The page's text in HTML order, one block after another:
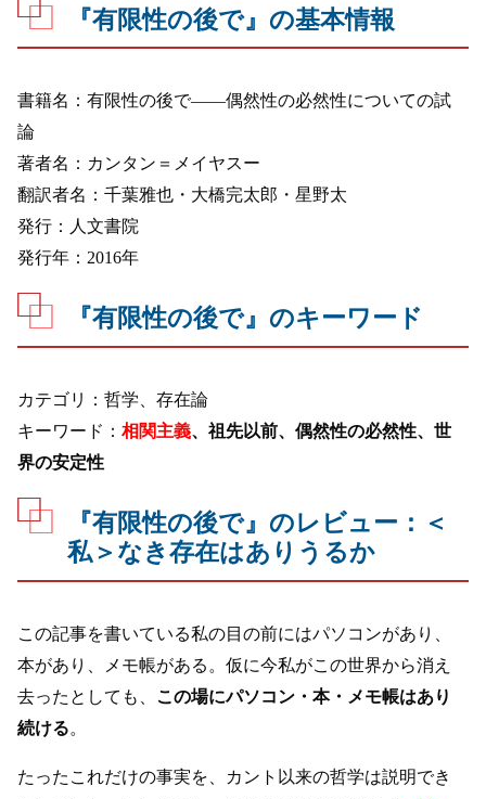
『有限性の後で』の基本情報
書籍名：有限性の後で——偶然性の必然性についての試
論
著者名：カンタン＝メイヤスー
翻訳者名：千葉雅也・大橋完太郎・星野太
発行：人文書院
発行年：2016年
『有限性の後で』のキーワード
カテゴリ：哲学、存在論
キーワード：相関主義、祖先以前、偶然性の必然性、世
界の安定性
『有限性の後で』のレビュー：＜
私＞なき存在はありうるか
この記事を書いている私の目の前にはパソコンがあり、
本があり、メモ帳がある。仮に今私がこの世界から消え
去ったとしても、
この場にパソコン・本・メモ帳はあり
続ける。
たったこれだけの事実を、カント以来の哲学は説明でき